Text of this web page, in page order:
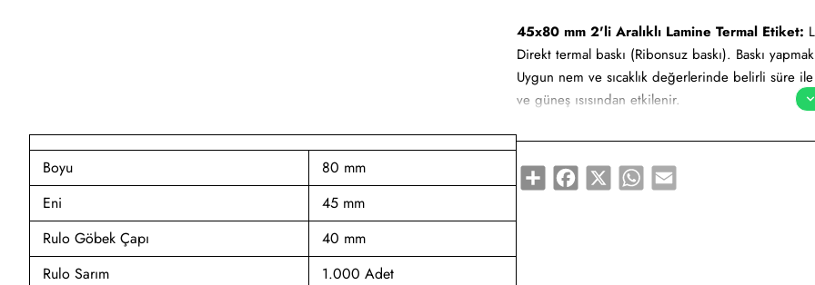
Boyu
80 mm
Eni
45 mm
Rulo Göbek Çapı
40 mm
Rulo Sarım
1.000 Adet
45x80 mm 2'li Aralıklı Lamine Termal Etiket:
Direkt termal baskı (Ribonsuz baskı). Baskı
Uygun nem ve sıcaklık değerlerinde belirli süre
ve güneş ısısından etkilenir.
45x80 mm 2'li Aralıklı Lamine Termal Etiket tüm
Yapışkan Türleri:Akrilik (Standart yapışkanlı
Share Facebook
X WhatsApp
Email